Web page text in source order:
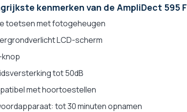
kenmerken van de AmpliDect 595
toetsen met fotogeheugen
LCD-scherm
knop
tot 50dB
met hoortoestellen
tot 30 minuten opnamen